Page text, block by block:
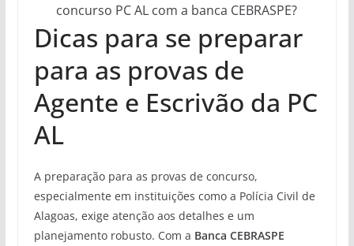
concurso PC AL com a banca CEBRASPE?
Dicas para se preparar
para as provas de
Agente e Escrivão da PC
AL
A preparação para as provas de concurso,
especialmente em instituições como a Polícia Civil de
Alagoas, exige atenção aos detalhes e um
planejamento robusto. Com a Banca CEBRASPE